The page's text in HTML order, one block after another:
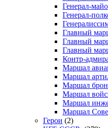
Генерал-
Генерал-
Главный
Главный
Главный
Контр-
Маршал
Маршал
Маршал
Маршал
Маршал
Маршал
Герои (2)